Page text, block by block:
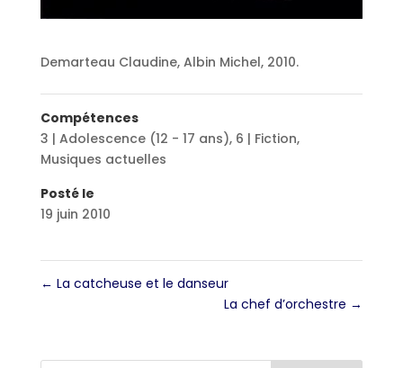
Demarteau Claudine, Albin Michel, 2010.
Compétences
3 | Adolescence (12 - 17 ans), 6 | Fiction,
Musiques actuelles
Posté le
19 juin 2010
← La catcheuse et le danseur
La chef d’orchestre →